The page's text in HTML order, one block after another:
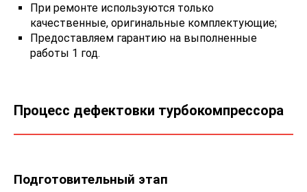
При ремонте используются только
качественные, оригинальные комплектующие;
Предоставляем гарантию на выполненные
работы 1 год.
Процесс дефектовки турбокомпрессора
Подготовительный этап